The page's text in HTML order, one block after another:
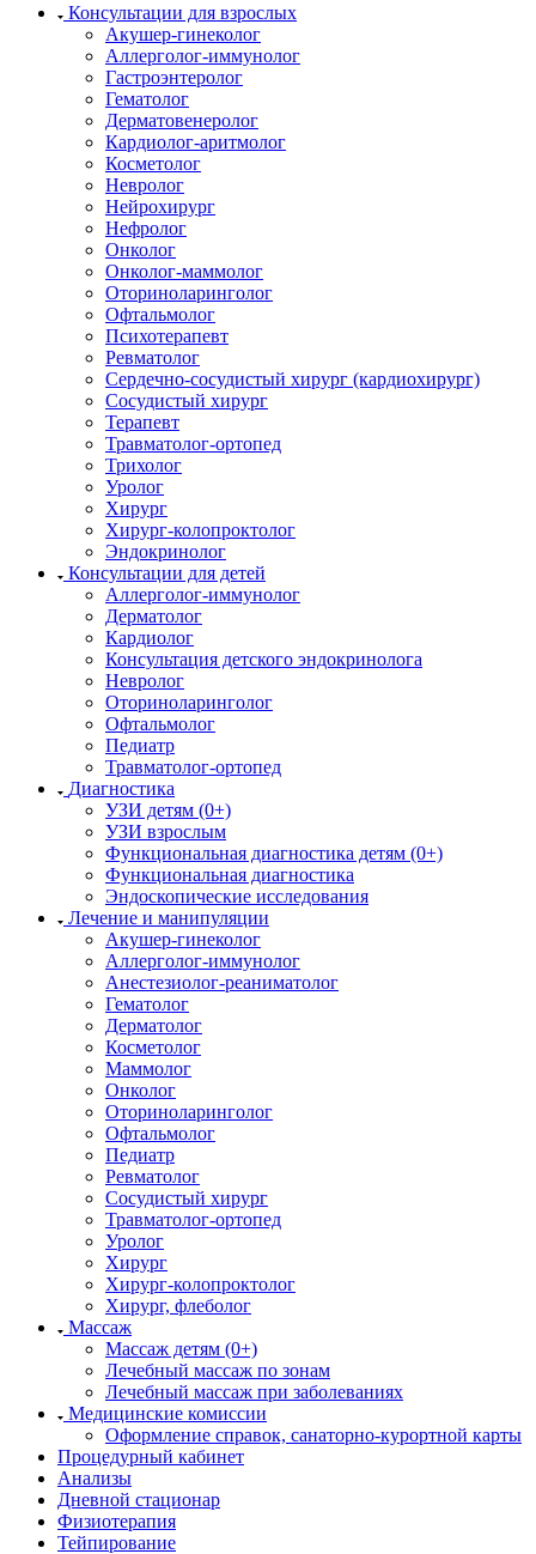
Консультации для взрослых
Акушер-гинеколог
Аллерголог-иммунолог
Гастроэнтеролог
Гематолог
Дерматовенеролог
Кардиолог-аритмолог
Косметолог
Невролог
Нейрохирург
Нефролог
Онколог
Онколог-маммолог
Оториноларинголог
Офтальмолог
Психотерапевт
Ревматолог
Сердечно-сосудистый хирург (кардиохирург)
Сосудистый хирург
Терапевт
Травматолог-ортопед
Трихолог
Уролог
Хирург
Хирург-колопроктолог
Эндокринолог
Консультации для детей
Аллерголог-иммунолог
Дерматолог
Кардиолог
Консультация детского эндокринолога
Невролог
Оториноларинголог
Офтальмолог
Педиатр
Травматолог-ортопед
Диагностика
УЗИ детям (0+)
УЗИ взрослым
Функциональная диагностика детям (0+)
Функциональная диагностика
Эндоскопические исследования
Лечение и манипуляции
Акушер-гинеколог
Аллерголог-иммунолог
Анестезиолог-реаниматолог
Гематолог
Дерматолог
Косметолог
Маммолог
Онколог
Оториноларинголог
Офтальмолог
Педиатр
Ревматолог
Сосудистый хирург
Травматолог-ортопед
Уролог
Хирург
Хирург-колопроктолог
Хирург, флеболог
Массаж
Массаж детям (0+)
Лечебный массаж по зонам
Лечебный массаж при заболеваниях
Медицинские комиссии
Оформление справок, санаторно-курортной карты
Процедурный кабинет
Анализы
Дневной стационар
Физиотерапия
Тейпирование